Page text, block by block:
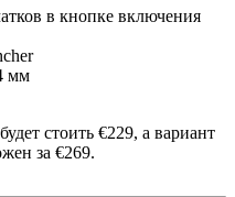
в кнопке включения
мм
стоить €229, а вариант
за €269.